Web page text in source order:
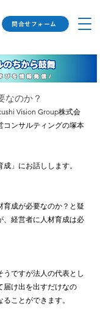
問合せフォーム
なのか？
Vision Group株式会
コンサルティングの塚本
」にお話しします。
育成が必要なのか？と疑
、経営者に人材育成は必
ですが法人の代表とし
届け出を出すだけなの
ことができます。